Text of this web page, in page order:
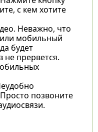
с кем хотите
Неважно, что
или мобильный
будет
не прервется.
позвоните